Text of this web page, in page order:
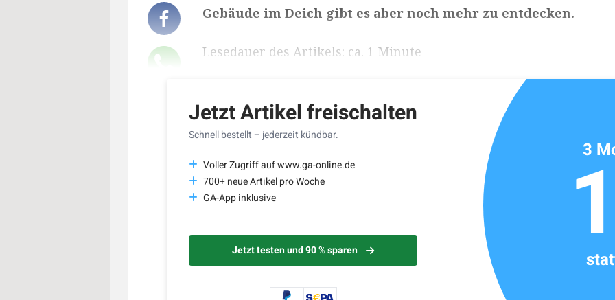
Gebäude im Deich gibt es aber noch mehr zu entdecken.
Lesedauer des Artikels: ca. 1 Minute
Jetzt Artikel freischalten
Schnell bestellt – jederzeit kündbar.
Voller Zugriff auf www.ga-online.de
700+ neue Artikel pro Woche
GA-App inklusive
Jetzt testen und 90 % sparen
3